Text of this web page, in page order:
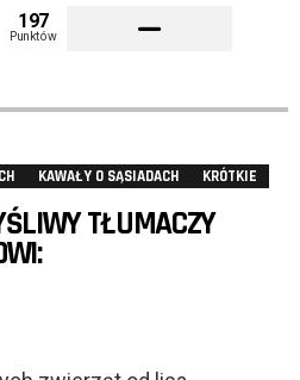
197
Punktów
KAWAŁY O SĄSIADACH KRÓTKIE
TŁUMACZY